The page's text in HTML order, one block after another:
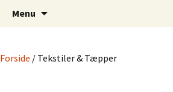
Retro-Shoppen.DK
Dansk Design fra 1940 til 1980
Menu
Forside / Tekstiler & Tæpper